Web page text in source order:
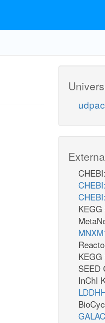
CHEBI:
KEGG
SEED
InChI